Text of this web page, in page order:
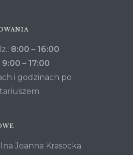
8:00 – 16:00
9:00 – 17:00
i godzinach po
Joanna Krasocka